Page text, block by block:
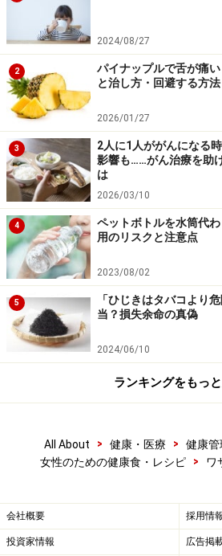
2024/08/27
2
パイナップルで舌が痛
と治し方・回避する方法
2026/01/27
3
2人に1人ががんになる
影響も……がん治療を助
は
2026/03/10
4
ペットボトルを水筒代
用のリスクと注意点
2023/08/02
5
「ひじきはタバコより
当？損失余命の真偽
2024/06/10
ランキングをもっ
All About > 健康・医療 > 健康管
女性のための健康食・レシピ
> ワ
会社概要 採用情
投資家情報 広告掲